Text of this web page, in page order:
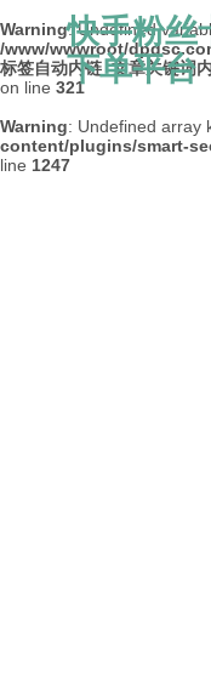
Warning: Undefined
/www/wwwroot/
标签自动内链_文章关键
on line 321
Warning: Undefined array
content/plugins/smart-
line 1247
快手粉丝
下单平台